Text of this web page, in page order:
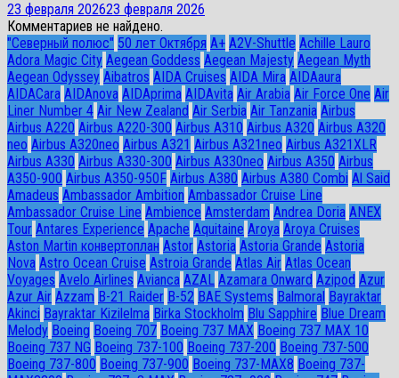
23 февраля 202623 февраля 2026
Комментариев не найдено.
"Северный полюс" 50 лет Октября A+ A2V-Shuttle Achille Lauro
Adora Magic City Aegean Goddess Aegean Majesty Aegean Myth
Aegean Odyssey Aibatros AIDA Cruises AIDA Mira AIDAaura
AIDACara AIDAnova AIDAprima AIDAvita Air Arabia Air Force One Air
Liner Number 4 Air New Zealand Air Serbia Air Tanzania Airbus
Airbus A220 Airbus A220-300 Airbus A310 Airbus A320 Airbus A320
neo Airbus A320neo Airbus A321 Airbus A321neo Airbus A321XLR
Airbus A330 Airbus A330-300 Airbus A330neo Airbus A350 Airbus
A350-900 Airbus A350-950F Airbus A380 Airbus A380 Combi Al Said
Amadeus Ambassador Ambition Ambassador Cruise Line
Ambassador Сruise Line Ambience Amsterdam Andrea Doria ANEX
Tour Antares Experience Apache Aquitaine Aroya Aroya Cruises
Aston Martin конвертоплан Astor Astoria Astoria Grande Astoria
Nova Astro Ocean Cruise Astroia Grande Atlas Air Atlas Ocean
Voyages Avelo Airlines Avianca AZAL Azamara Onward Azipod Azur
Azur Air Azzam B-21 Raider B-52 BAE Systems Balmoral Bayraktar
Akinci Bayraktar Kizilelma Birka Stockholm Blu Sapphire Blue Dream
Melody Boeing Boeing 707 Boeing 737 MAX Boeing 737 MAX 10
Boeing 737 NG Boeing 737-100 Boeing 737-200 Boeing 737-500
Boeing 737-800 Boeing 737-900 Boeing 737-MAX8 Boeing 737-